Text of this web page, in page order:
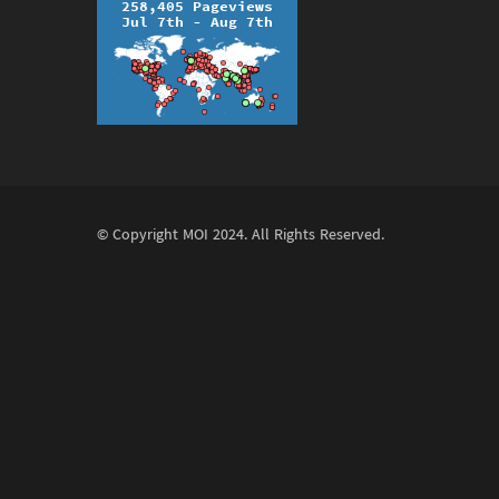
© Copyright MOI 2024. All Rights Reserved.